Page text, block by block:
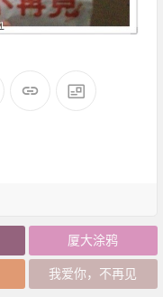
厦大涂鸦
我爱你，不再见